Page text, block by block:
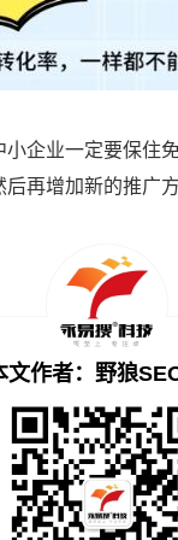
企业一定要保住
再增加新的推广
文作者：野狼